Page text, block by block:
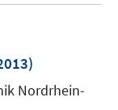
Nordrhein-